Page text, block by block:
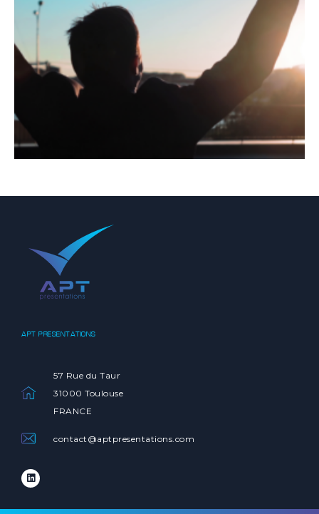
APT PRESENTATIONS
57 Rue du Taur
31000 Toulouse
FRANCE
contact@aptpresentations.com